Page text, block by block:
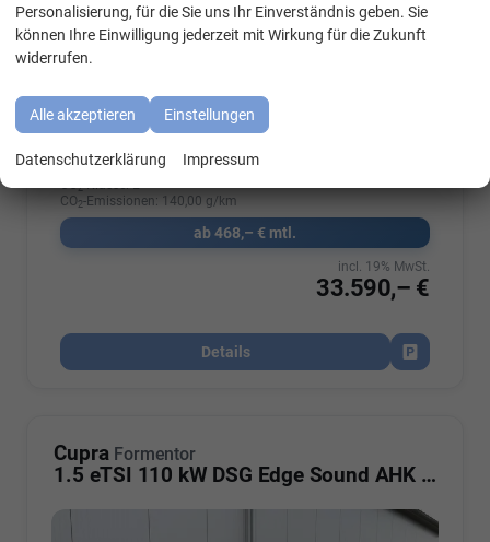
Fahrzeugnr.
Kraftstoff Benzin Außenfarbe
Leistung 110 kW (150 PS)
Verbrauch kombiniert: 6,20 l/100km
CO2-Klasse: E
CO2-Emissionen: 140,00 g/km
ab 468,– € mtl.
33.590,– €
incl. 19% MwSt.
Details
Fahrzeug
Cupra Formentor
1.5 eTSI 110 kW DSG Edge Sound AHK ACC LED
Personalisierung, für die Sie uns Ihr Einverständnis geben. Sie
können Ihre Einwilligung jederzeit mit Wirkung für die Zukunft
widerrufen.
Alle akzeptieren Einstellungen
Datenschutzerklärung Impressum